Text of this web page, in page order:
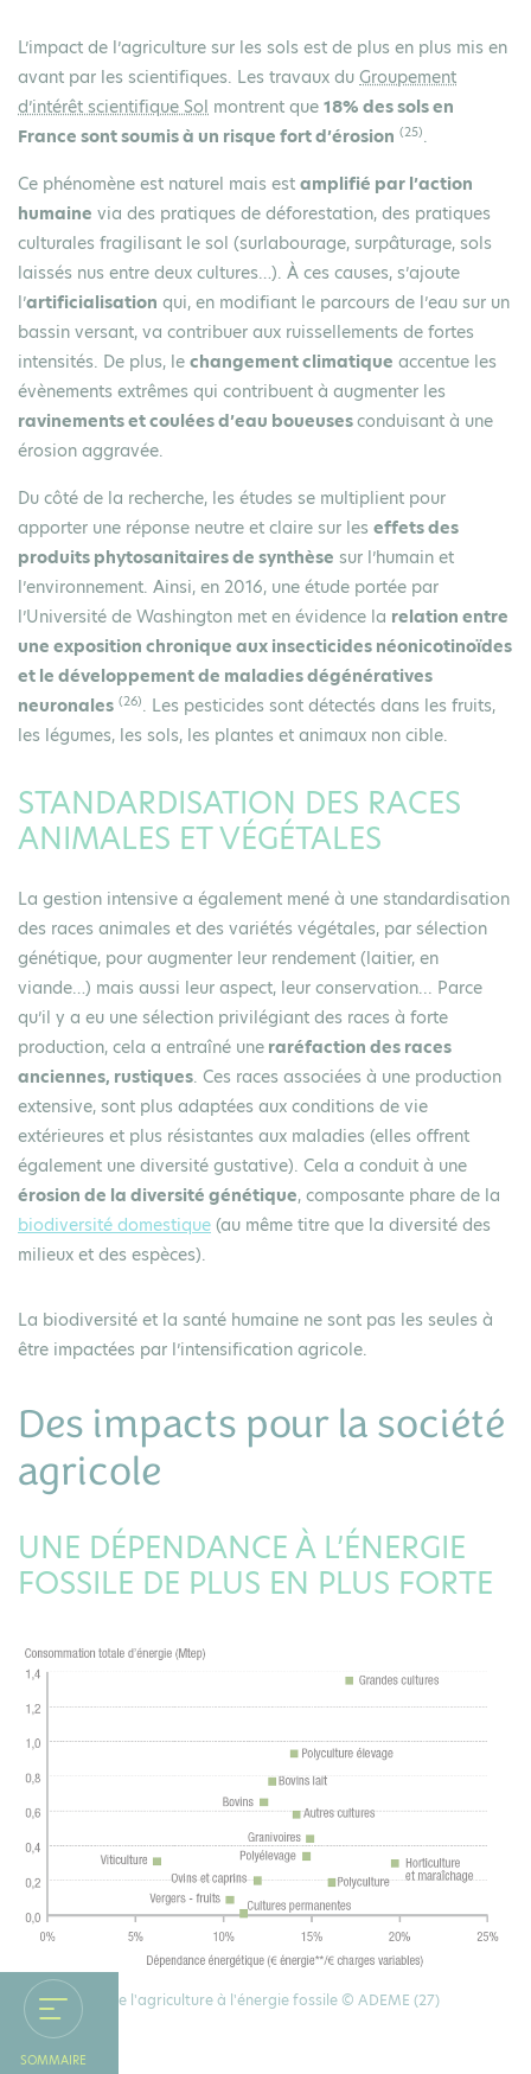
L’impact de l’agriculture sur les sols est de plus en plus mis en
avant par les scientifiques. Les travaux du Groupement
d’intérêt scientifique Sol montrent que 18% des sols en
France sont soumis à un risque fort d’érosion (25).
Ce phénomène est naturel mais est amplifié par l’action
humaine via des pratiques de déforestation, des pratiques
culturales fragilisant le sol (surlabourage, surpâturage, sols
laissés nus entre deux cultures…). À ces causes, s’ajoute
l’artificialisation qui, en modifiant le parcours de l’eau sur un
bassin versant, va contribuer aux ruissellements de fortes
intensités. De plus, le changement climatique accentue les
évènements extrêmes qui contribuent à augmenter les
ravinements et coulées d’eau boueusesconduisant à une
érosion aggravée.
Du côté de la recherche, les études se multiplient pour
apporter une réponse neutre et claire sur les effets des
produits phytosanitaires de synthèse sur l’humain et
l’environnement. Ainsi, en 2016, une étude portée par
l’Université de Washington met en évidence la relation entre
une exposition chronique aux insecticides néonicotinoïdes
et le développement de maladies dégénératives
neuronales (26). Les pesticides sont détectés dans les fruits,
les légumes, les sols, les plantes et animaux non cible.
STANDARDISATION DES RACES
ANIMALES ET VÉGÉTALES
La gestion intensive a également mené à une standardisation
des races animales et des variétés végétales, par sélection
génétique, pour augmenter leur rendement (laitier, en
viande…) mais aussi leur aspect, leur conservation... Parce
qu’il y a eu une sélection privilégiant des races à forte
production, cela a entraîné une raréfaction des races
anciennes, rustiques. Ces races associées à une production
extensive, sont plus adaptées aux conditions de vie
extérieures et plus résistantes aux maladies (elles offrent
également une diversité gustative). Cela a conduit à une
érosion de la diversité génétique, composante phare de la
biodiversité domestique (au même titre que la diversité des
milieux et des espèces).
La biodiversité et la santé humaine ne sont pas les seules à
être impactées par l’intensification agricole.
Des impacts pour la société
agricole
UNE DÉPENDANCE À L’ÉNERGIE
FOSSILE DE PLUS EN PLUS FORTE
Dépendance de l'agriculture à l'énergie fossile © ADEME (27)
SOMMAIRE